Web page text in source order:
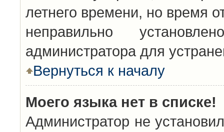
летнего времени, но время
неправильно
администратора для
Вернуться к началу
Моего языка нет в списке!
Администратор не